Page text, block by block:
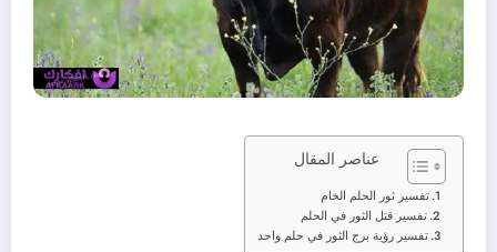
عناصر المقال
تفسير ثور الحلم الخام
تفسير قتل الثور في الحلم
تفسير رؤية برج الثور في حلم واحد